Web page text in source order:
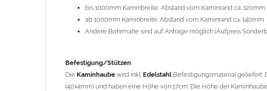
Es stehen insgesamt 20 verschiedene Typen zur Auswahl. Bitte im
Standardhauben siehe Auswahlfeld: 01 Haus,03 Welle (unser
12 Laube, 13 Schwalbe, 14 Sattel Welle, 15 Welle 90° gedreht,
Die Typen 02 (Bogen), 06 (Krempe), 09 (Pagode), 10
hergestellt (Preis auf Anfrage = ca. 2-3-fache vom 1,5mm
bis 1000mm Kaminbreite: Abstand vom Kaminrand ca. 120mm
ab 1000mm Kaminbreite: Abstand vom Kaminrand ca. 140mm
Andere Bohrmaße sind auf Anfrage möglich (Aufpreis
Befestigung/Stützen
Die Kaminhaube wird inkl. Edelstahl Befestigungsmaterial geliefert.
(40x4mm) und haben eine Höhe von 17cm. Die Höhe der